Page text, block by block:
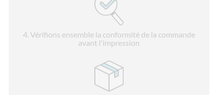
4. Vérifions ensemble la conformité de la commande
avant l'impression